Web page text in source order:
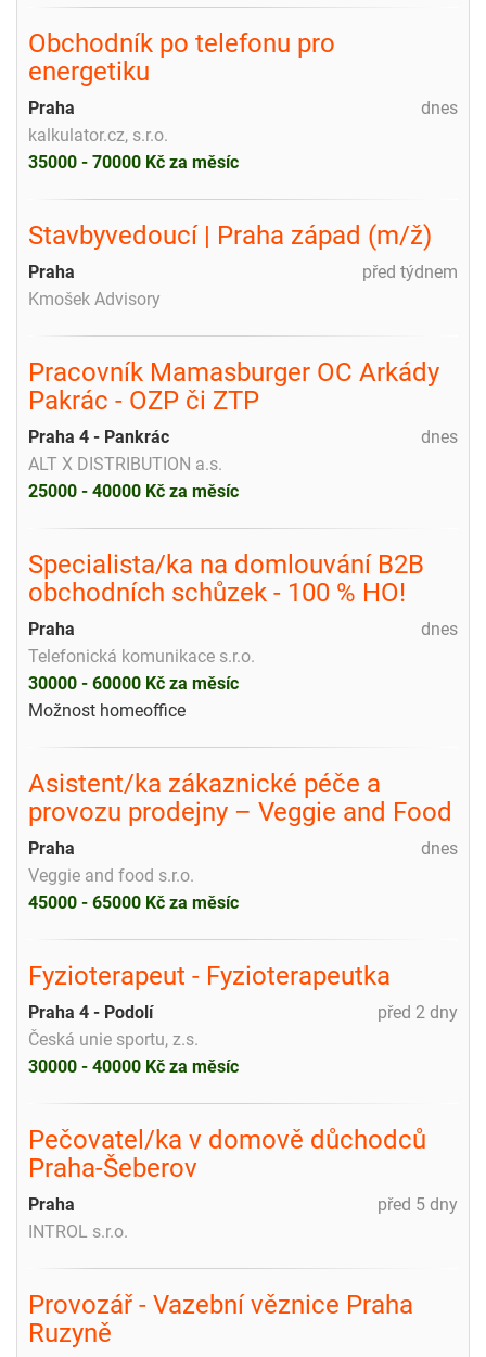
Obchodník po telefonu pro
energetiku
dnes
Praha
kalkulator.cz, s.r.o.
35000 - 70000 Kč za měsíc
Stavbyvedoucí | Praha západ (m/ž)
před týdnem
Praha
Kmošek Advisory
Pracovník Mamasburger OC Arkády
Pakrác - OZP či ZTP
dnes
Praha 4 - Pankrác
ALT X DISTRIBUTION a.s.
25000 - 40000 Kč za měsíc
Specialista/ka na domlouvání B2B
obchodních schůzek - 100 % HO!
dnes
Praha
Telefonická komunikace s.r.o.
30000 - 60000 Kč za měsíc
Možnost homeoffice
Asistent/ka zákaznické péče a
provozu prodejny – Veggie and Food
dnes
Praha
Veggie and food s.r.o.
45000 - 65000 Kč za měsíc
Fyzioterapeut - Fyzioterapeutka
před 2 dny
Praha 4 - Podolí
Česká unie sportu, z.s.
30000 - 40000 Kč za měsíc
Pečovatel/ka v domově důchodců
Praha-Šeberov
před 5 dny
Praha
INTROL s.r.o.
Provozář - Vazební věznice Praha
Ruzyně